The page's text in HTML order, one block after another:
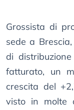
Grossista di
sede a
di
fatturato, un
crescita del
visto in molte